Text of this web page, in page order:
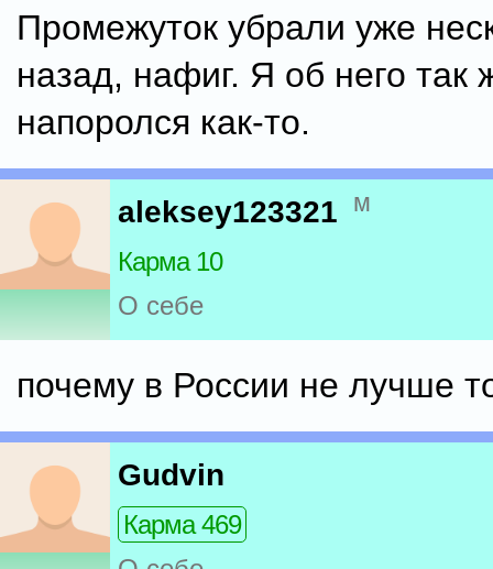
Промежуток убрали уже
назад, нафиг. Я об него так
напоролся как-то.
aleksey123321 м
Карма 10
О себе
почему в России не лучше
Gudvin
Карма 469